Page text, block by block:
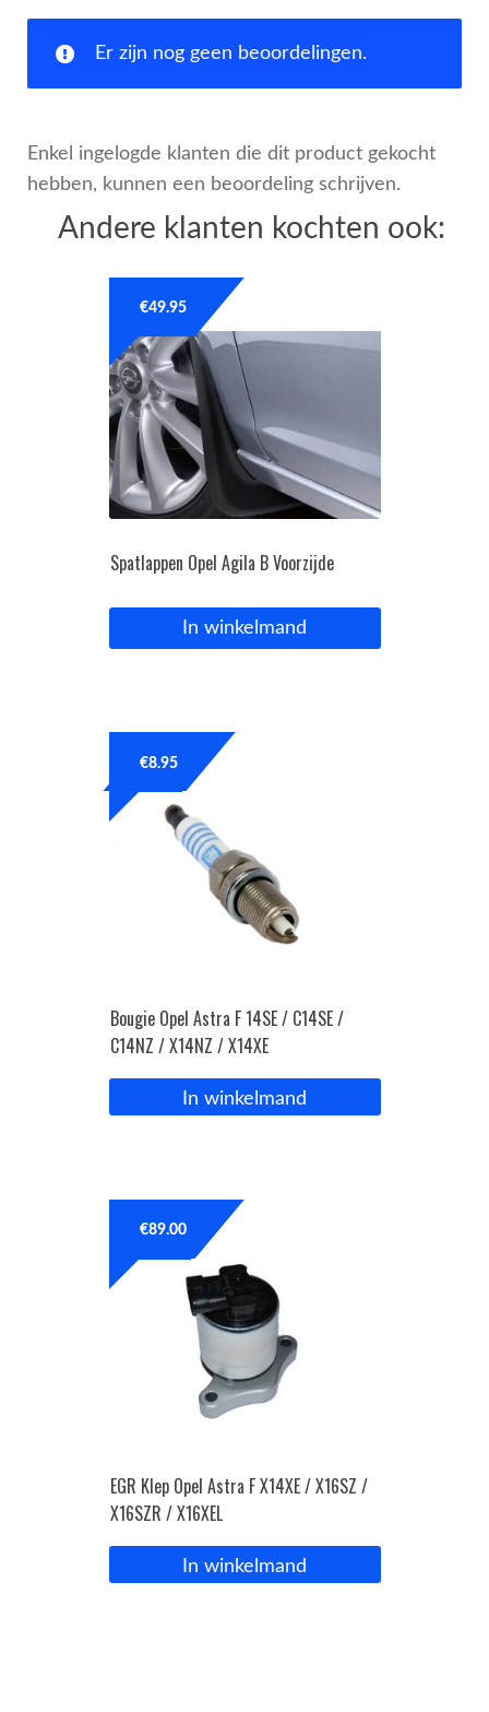
Er zijn nog geen beoordelingen.
Enkel ingelogde klanten die dit product gekocht
hebben, kunnen een beoordeling schrijven.
Andere klanten kochten ook:
Spatlappen Opel Agila B Voorzijde
€49.95
In winkelmand
Bougie Opel Astra F 14SE / C14SE /
C14NZ / X14NZ / X14XE
€8.95
In winkelmand
EGR Klep Opel Astra F X14XE / X16SZ /
X16SZR / X16XEL
€89.00
In winkelmand